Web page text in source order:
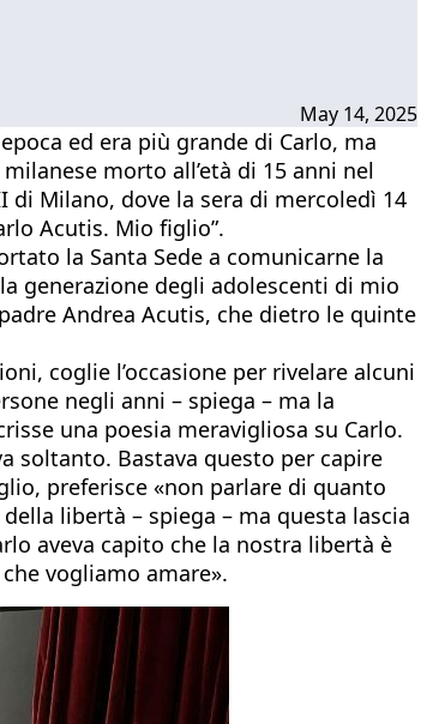
May 14, 2025
ed era più grande di Carlo, ma
morto all’età di 15 anni nel
di Milano, dove la sera di mercoledì 14
Acutis. Mio figlio”.
la Santa Sede a comunicarne la
generazione degli adolescenti di mio
Andrea Acutis, che dietro le quinte
coglie l’occasione per rivelare alcuni
negli anni – spiega – ma la
una poesia meravigliosa su Carlo.
soltanto. Bastava questo per capire
preferisce «non parlare di quanto
libertà – spiega – ma questa lascia
aveva capito che la nostra libertà è
vogliamo amare».